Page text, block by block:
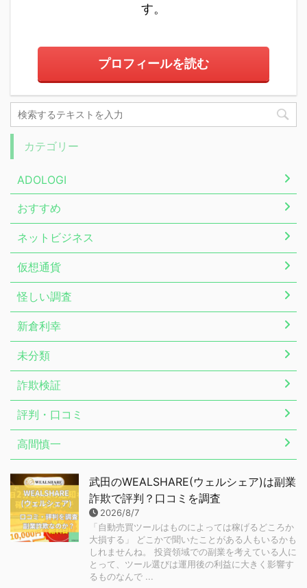
す。
プロフィールを読む
カテゴリー
ADOLOGI
おすすめ
ネットビジネス
仮想通貨
怪しい調査
新倉利幸
未分類
詐欺検証
評判・口コミ
高間慎一
武田のWEALSHARE(ウェルシェア)は副業
詐欺で評判？口コミを調査
2026/8/7
「自動売買ツールはものによっては稼げるどころか
大損する」 どこかで聞いたことがある人もいるかも
しれませんね。 投資領域での副業を考えている人に
とって、ツール選びは運用後の利益に大きく影響す
るものなんで ...